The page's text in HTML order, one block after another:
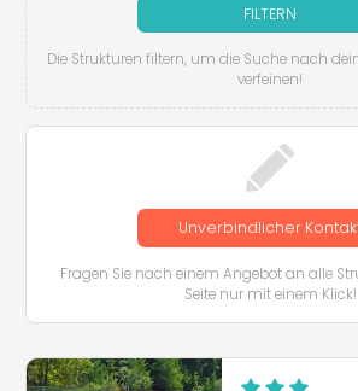
FILTERN
Die Strukturen filtern, um die Suche nach
verfeinen!
Unverbindlicher
Fragen Sie nach einem Angebot an alle
Seite nur mit einem Klick!